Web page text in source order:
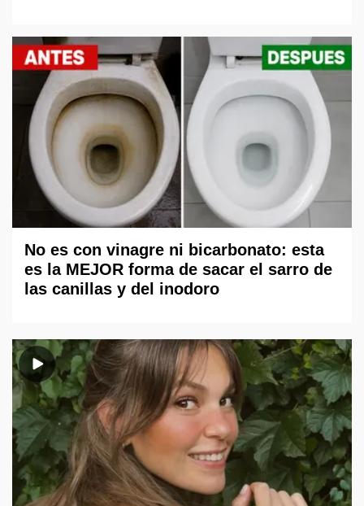
No es con vinagre ni bicarbonato: esta
es la MEJOR forma de sacar el sarro de
las canillas y del inodoro